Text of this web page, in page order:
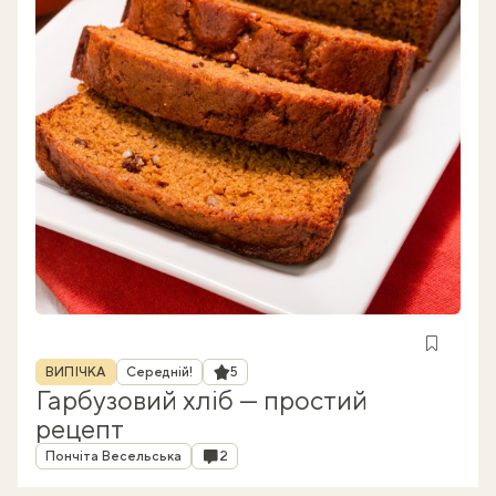
Рубрика
ВИПІЧКА Середній! Рейтинг
5
Гарбузовий хліб — простий
рецепт
Автор
Пончіта Весельська Коментарі
2